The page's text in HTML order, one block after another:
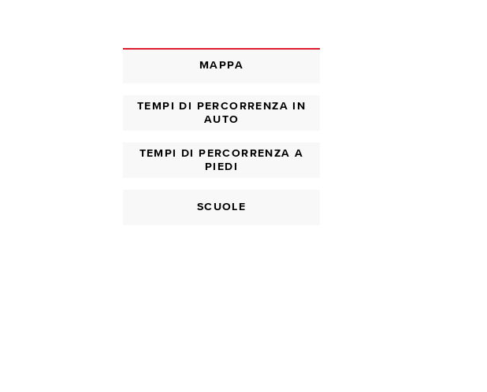
MAPPA
TEMPI DI PERCORRENZA IN
AUTO
TEMPI DI PERCORRENZA A
PIEDI
SCUOLE